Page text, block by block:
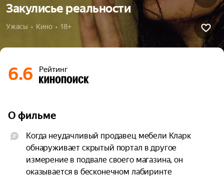
Закулисье реальности
Ужасы  •  Кино  •  18+
6.6 Рейтинг
О фильме
Когда неудачливый продавец мебели Кларк
обнаруживает скрытый портал в другое
измерение в подвале своего магазина, он
оказывается в бесконечном лабиринте